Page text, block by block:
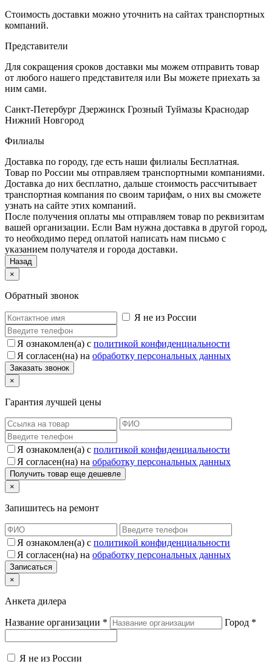
Стоимость доставки можно уточнить на сайтах транспортных
компаний.
Представители
Для сокращения сроков доставки мы можем отправить товар
от любого нашего представителя или Вы можете приехать за
ним сами.
Санкт-Петербург Дзержинск Грозный Туймазы Краснодар
Нижний Новгород
Филиалы
Доставка по городу, где есть наши филиалы Бесплатная.
Товар по России мы отправляем транспортными компаниями.
Доставка до них бесплатно, дальше стоимость рассчитывает
транспортная компания по своим тарифам, о них вы сможете
узнать на сайте этих компаний.
После получения оплаты мы отправляем товар по реквизитам
вашей организации. Если Вам нужна доставка в другой город,
то необходимо перед оплатой написать нам письмо с
указанием получателя и города доставки.
Назад
×
Обратный звонок
Я не из России
Я ознакомлен(а) с политикой конфиденциальности
Я согласен(на) на обработку персональных данных
×
Гарантия лучшей цены
Я ознакомлен(а) с политикой конфиденциальности
Я согласен(на) на обработку персональных данных
×
Запишитесь на ремонт
Я ознакомлен(а) с политикой конфиденциальности
Я согласен(на) на обработку персональных данных
×
Анкета дилера
Название организации * Город *
Я не из России